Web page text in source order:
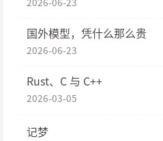
国外模型，凭什么那么贵
2026-06-23
Rust、C 与 C++
2026-03-05
记梦